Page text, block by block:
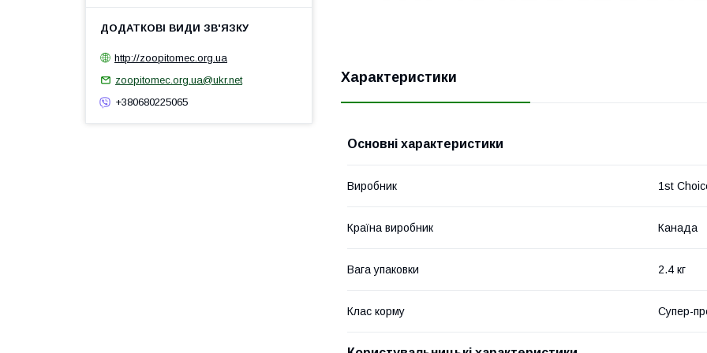
Характеристики
Основні характеристики
Виробник 1st
Країна виробник Канада
Вага упаковки 2.4 кг
Клас корму Супер-
http://zoopitomec.org.ua
zoopitomec.org.ua@ukr.net
+380680225065